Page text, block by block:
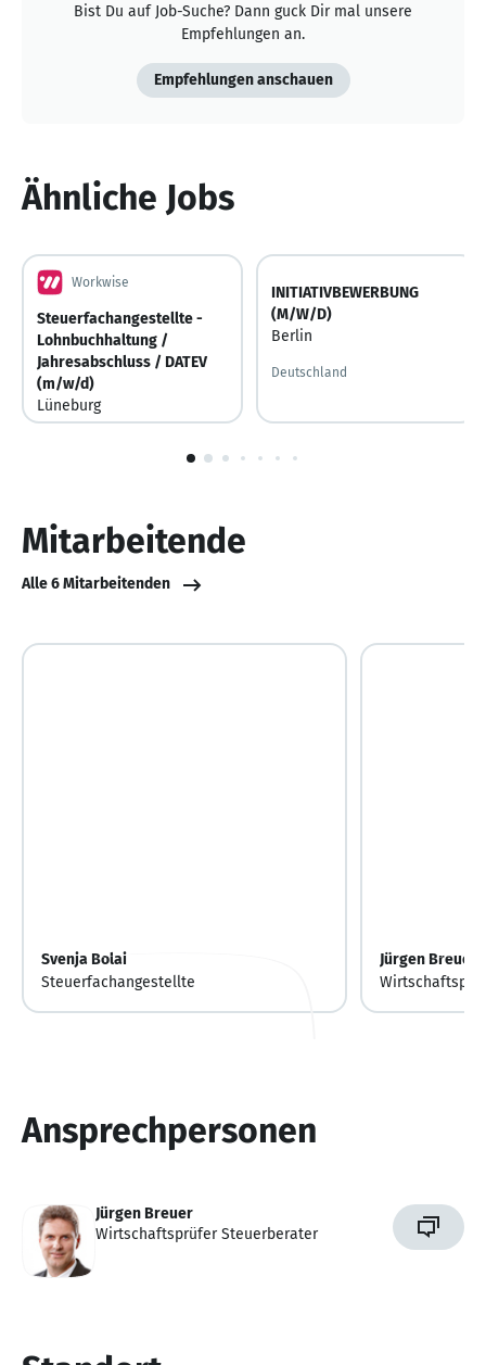
Bist Du auf Job-Suche? Dann guck Dir mal unsere
Empfehlungen an.
Empfehlungen anschauen
Ähnliche Jobs
Workwise
Steuerfachangestellte -
Lohnbuchhaltung /
Jahresabschluss / DATEV
(m/w/d)
Lüneburg
INITIATIVBEWERBUNG
(M/W/D)
Berlin
Deutschland
1
Mitarbeitende
Alle 6 Mitarbeitenden
Svenja Bolai
Steuerfachangestellte
Jürgen Breuer
Ansprechpersonen
Jürgen Breuer
Wirtschaftsprüfer Steuerberater